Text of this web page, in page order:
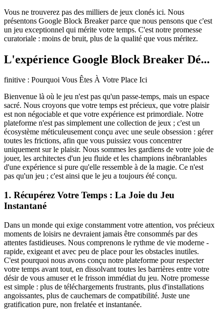
Vous ne trouverez pas des milliers de jeux clonés ici. Nous
présentons Google Block Breaker parce que nous pensons que c'est
un jeu exceptionnel qui mérite votre temps. C'est notre promesse
curatoriale : moins de bruit, plus de la qualité que vous méritez.
L'expérience Google Block Breaker Dé...
finitive : Pourquoi Vous Êtes À Votre Place Ici
Bienvenue là où le jeu n'est pas qu'un passe-temps, mais un espace
sacré. Nous croyons que votre temps est précieux, que votre plaisir
est non négociable et que votre expérience est primordiale. Notre
plateforme n'est pas simplement une collection de jeux ; c'est un
écosystème méticuleusement conçu avec une seule obsession : gérer
toutes les frictions, afin que vous puissiez vous concentrer
uniquement sur le plaisir. Nous sommes les gardiens de votre joie de
jouer, les architectes d'un jeu fluide et les champions inébranlables
d'une expérience si pure qu'elle ressemble à de la magie. Ce n'est
pas qu'un jeu ; c'est ainsi que le jeu a toujours été conçu.
1. Récupérez Votre Temps : La Joie du Jeu
Instantané
Dans un monde qui exige constamment votre attention, vos précieux
moments de loisirs ne devraient jamais être consommés par des
attentes fastidieuses. Nous comprenons le rythme de vie moderne -
rapide, exigeant et avec peu de place pour les obstacles inutiles.
C'est pourquoi nous avons conçu notre plateforme pour respecter
votre temps avant tout, en dissolvant toutes les barrières entre votre
désir de vous amuser et le frisson immédiat du jeu. Notre promesse
est simple : plus de téléchargements frustrants, plus d'installations
angoissantes, plus de cauchemars de compatibilité. Juste une
gratification pure, non frelatée et instantanée.